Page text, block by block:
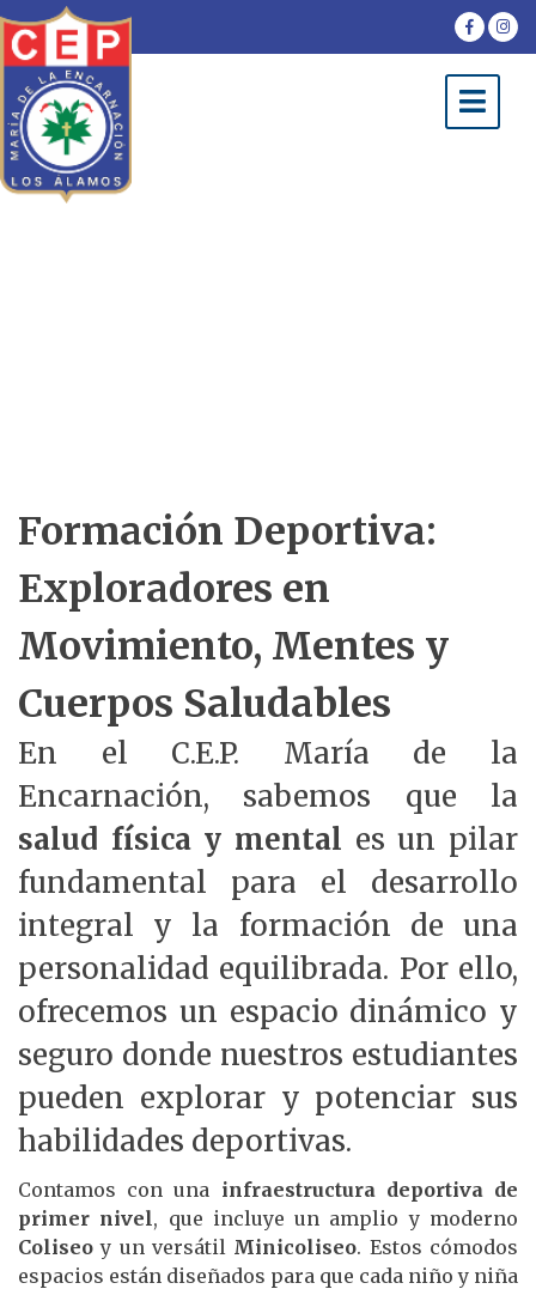
Formación Deportiva:
Exploradores en
Movimiento, Mentes y
Cuerpos Saludables
En el C.E.P. María de la
Encarnación, sabemos que la
salud física y mental es un pilar
fundamental para el desarrollo
integral y la formación de una
personalidad equilibrada. Por ello,
ofrecemos un espacio dinámico y
seguro donde nuestros estudiantes
pueden explorar y potenciar sus
habilidades deportivas.
Contamos con una infraestructura deportiva de
primer nivel, que incluye un amplio y moderno
Coliseo y un versátil Minicoliseo. Estos cómodos
espacios están diseñados para que cada niño y niña